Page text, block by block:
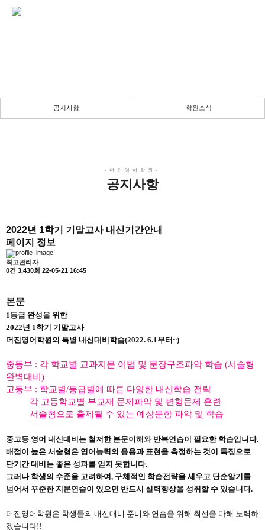
공지사항 학원소식
공지사항
2022년 1학기 기말고사 내신기간안내
페이지 정보
최고관리자
0건 3,430회 22-05-21 16:45
본문
1 등급 완성을 위한
2022년 1 학기 기말고사
더진영어학원의 특별 내신대비학습(2022. 6.1 부터 ~)
중등부 : 각 학교별 교과지문 어법 및 문장구조파악 학습 (서술형
완벽대비 )
고등부 : 학교별/등급별에 따른 다양한 내신학습 전략
각 고등학교별 부교재 문제파악 및 변형문제 훈련
서술형으로 출제될 수 있는 예상문항 파악 및 학습
중고등 영어 내신대비는 철저한 본문이해와 반복연습이 필요한 학습입니다.
배점이 높은 서술형은 영어능력의 응용과 표현을 측정하는 것이 특징으로
단기간 대비는 좋은 성과를 얻지 못합니다.
그러나 학생의 수준을 고려하여 , 구체적인 학습전략을 세우고 단순암기를
넘어서 꾸준한 지문연습이 있으면 반드시 실력향상을 성취할 수 있습니다.
더진영어학원은 학생들의 내신대비 준비와 연습을 위해 최선을 다해 노력하
겠습니다!!